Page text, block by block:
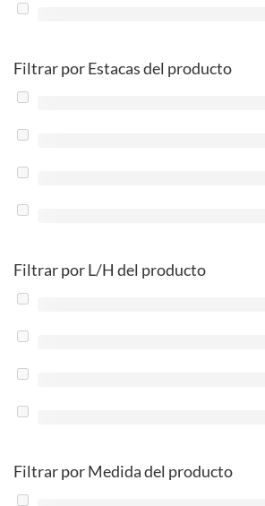
Filtrar por Estacas del producto
Filtrar por L/H del producto
Filtrar por Medida del producto